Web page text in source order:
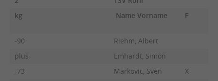
kg
Name Vorname F
-90
Riehm, Albert
plus
Emhardt, Simon
-73
Markovic, Sven
X